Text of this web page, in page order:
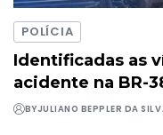
POLÍCIA
Identificadas as
acidente na BR-
BYJULIANO BEPPLER DA